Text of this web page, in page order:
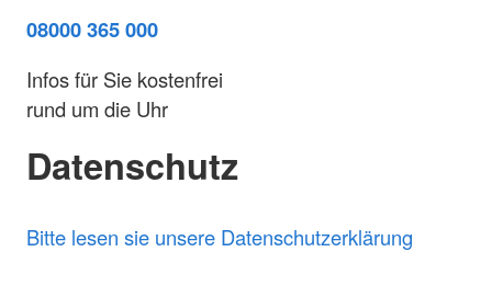
08000 365 000
Infos für Sie kostenfrei
rund um die Uhr
Datenschutz
Bitte lesen sie unsere Datenschutzerklärung